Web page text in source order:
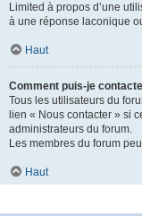
Limited à propos d’une
à une réponse laconique
Haut
Comment puis-je
Tous les utilisateurs du
lien « Nous contacter » si
administrateurs du forum.
Les membres du forum
Haut